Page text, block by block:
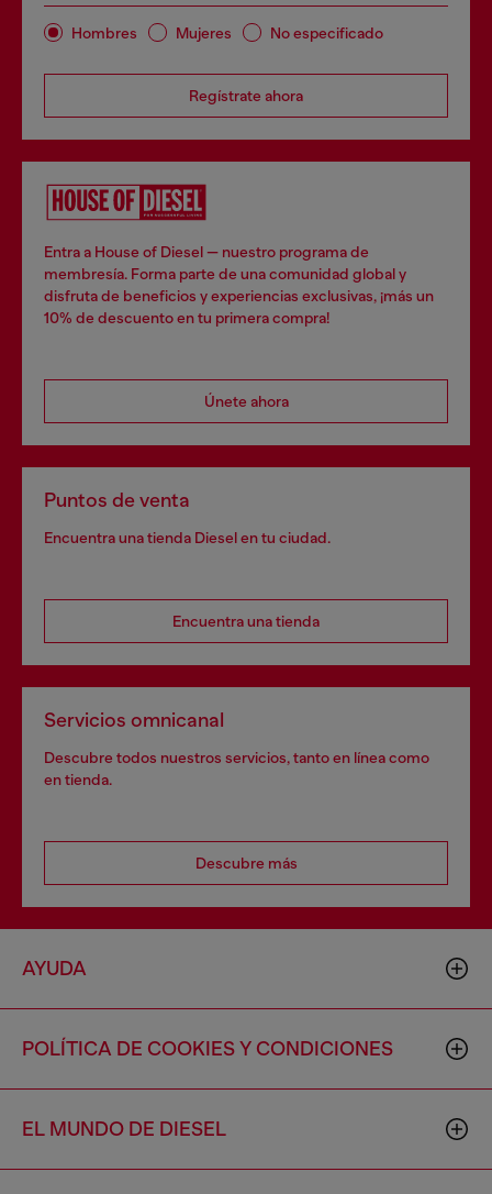
Hombres Mujeres No especificado
Regístrate ahora
Entra a House of Diesel — nuestro programa de
membresía. Forma parte de una comunidad global y
disfruta de beneficios y experiencias exclusivas, ¡más un
10% de descuento en tu primera compra!
Únete ahora
Puntos de venta
Encuentra una tienda Diesel en tu ciudad.
Encuentra una tienda
Servicios omnicanal
Descubre todos nuestros servicios, tanto en línea como
en tienda.
Descubre más
AYUDA
POLÍTICA DE COOKIES Y CONDICIONES
EL MUNDO DE DIESEL